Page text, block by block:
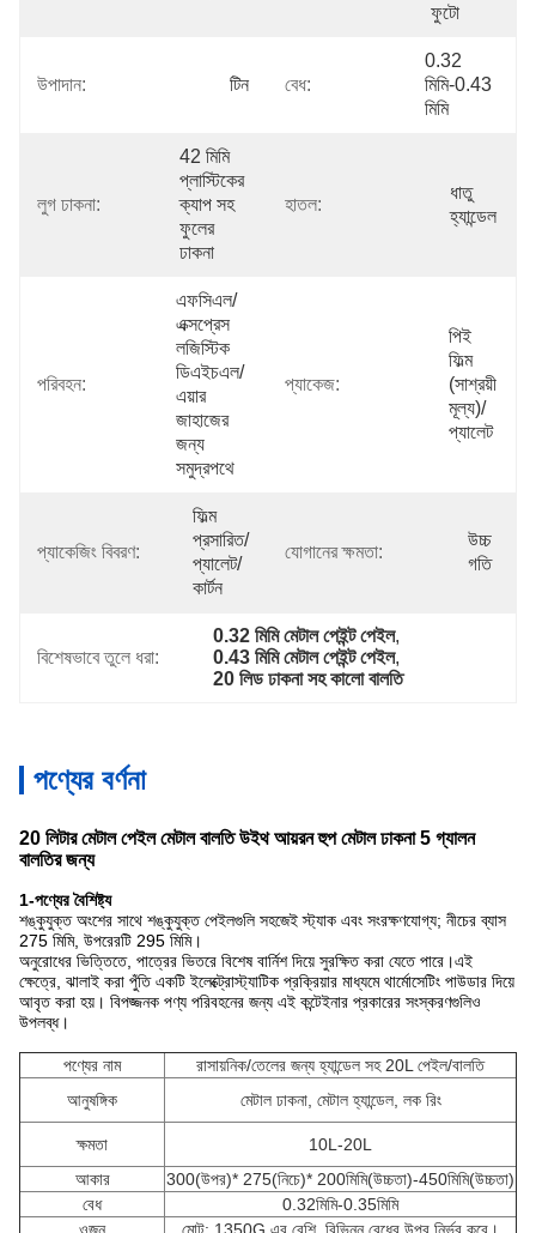
ফুটো
উপাদান: টিন বেধ:
0.32
মিমি-0.43
মিমি
লুগ ঢাকনা:
42 মিমি
প্লাস্টিকের
ক্যাপ সহ
ফুলের
ঢাকনা
হাতল:
ধাতু
হ্যান্ডেল
পরিবহন:
এফসিএল/
এক্সপ্রেস
লজিস্টিক
ডিএইচএল/
এয়ার
জাহাজের
জন্য
সমুদ্রপথে
প্যাকেজ:
পিই
ফিল্ম
(সাশ্রয়ী
মূল্য)/
প্যালেট
প্যাকেজিং বিবরণ:
ফিল্ম
প্রসারিত/
প্যালেট/
কার্টন
যোগানের ক্ষমতা:
উচ্চ
গতি
বিশেষভাবে তুলে ধরা:
0.32 মিমি মেটাল পেইন্ট পেইল,
0.43 মিমি মেটাল পেইন্ট পেইল,
20 লিড ঢাকনা সহ কালো বালতি
পণ্যের বর্ণনা
20 লিটার মেটাল পেইল মেটাল বালতি উইথ আয়রন হুপ মেটাল ঢাকনা 5 গ্যালন
বালতির জন্য
1-পণ্যের বৈশিষ্ট্য
শঙ্কুযুক্ত অংশের সাথে শঙ্কুযুক্ত পেইলগুলি সহজেই স্ট্যাক এবং সংরক্ষণযোগ্য; নীচের ব্যাস
275 মিমি, উপরেরটি 295 মিমি।
অনুরোধের ভিত্তিতে, পাত্রের ভিতরে বিশেষ বার্নিশ দিয়ে সুরক্ষিত করা যেতে পারে।এই
ক্ষেত্রে, ঝালাই করা পুঁতি একটি ইলেক্ট্রোস্ট্যাটিক প্রক্রিয়ার মাধ্যমে থার্মোসেটিং পাউডার দিয়ে
আবৃত করা হয়। বিপজ্জনক পণ্য পরিবহনের জন্য এই কন্টেইনার প্রকারের সংস্করণগুলিও
উপলব্ধ।
পণ্যের নাম
রাসায়নিক/তেলের জন্য হ্যান্ডেল সহ 20L পেইল/বালতি
আনুষঙ্গিক
মেটাল ঢাকনা, মেটাল হ্যান্ডেল, লক রিং
ক্ষমতা
10L-20L
আকার
300(উপর)* 275(নিচে)* 200মিমি(উচ্চতা)-450মিমি(উচ্চতা)
বেধ
0.32মিমি-0.35মিমি